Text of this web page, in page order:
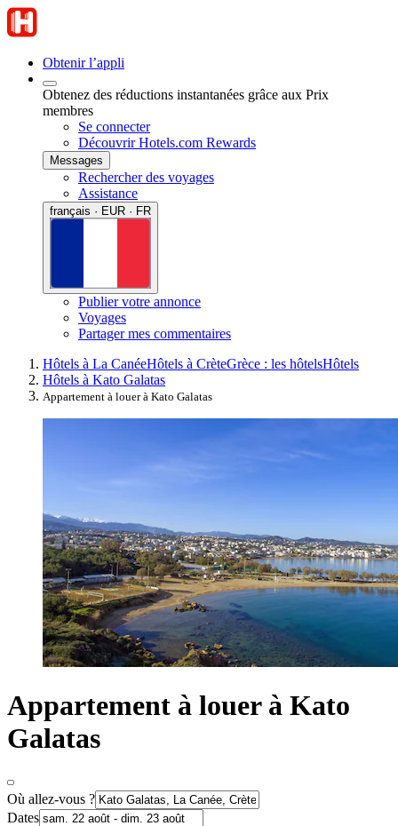
Obtenir l’appli
Obtenez des réductions instantanées grâce aux Prix
membres
Se connecter
Découvrir Hotels.com Rewards
Messages
Rechercher des voyages
Assistance
français · EUR · FR
Publier votre annonce
Voyages
Partager mes commentaires
Hôtels à La CanéeHôtels à CrèteGrèce : les hôtelsHôtels
Hôtels à Kato Galatas
Appartement à louer à Kato Galatas
Appartement à louer à Kato
Galatas
Où allez-vous ?
Dates